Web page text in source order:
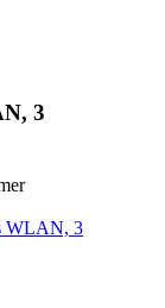
3
WLAN, 3